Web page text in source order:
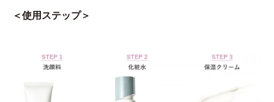
＜使用ステップ＞